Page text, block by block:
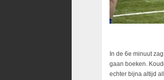
Mitchell
In de 6e minuut
gaan boeken.
echter bijna altijd